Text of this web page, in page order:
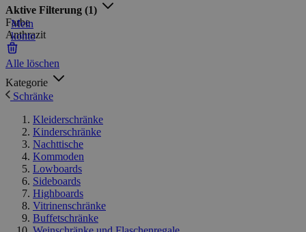
Mein
konto
Aktive Filterung (1)
Farbe
Anthrazit
Alle löschen
Kategorie
Schränke
Kleiderschränke
Kinderschränke
Nachttische
Kommoden
Lowboards
Sideboards
Highboards
Vitrinenschränke
Buffetschränke